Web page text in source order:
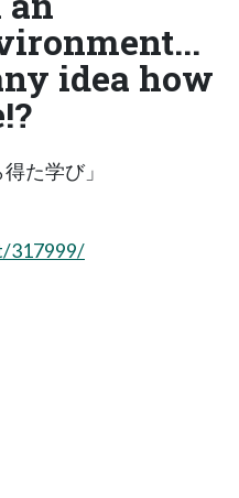
idea how
た学び」
317999/